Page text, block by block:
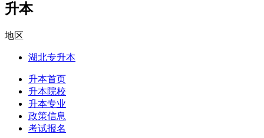
升本
地区
湖北专升本
升本首页
升本院校
升本专业
政策信息
考试报名